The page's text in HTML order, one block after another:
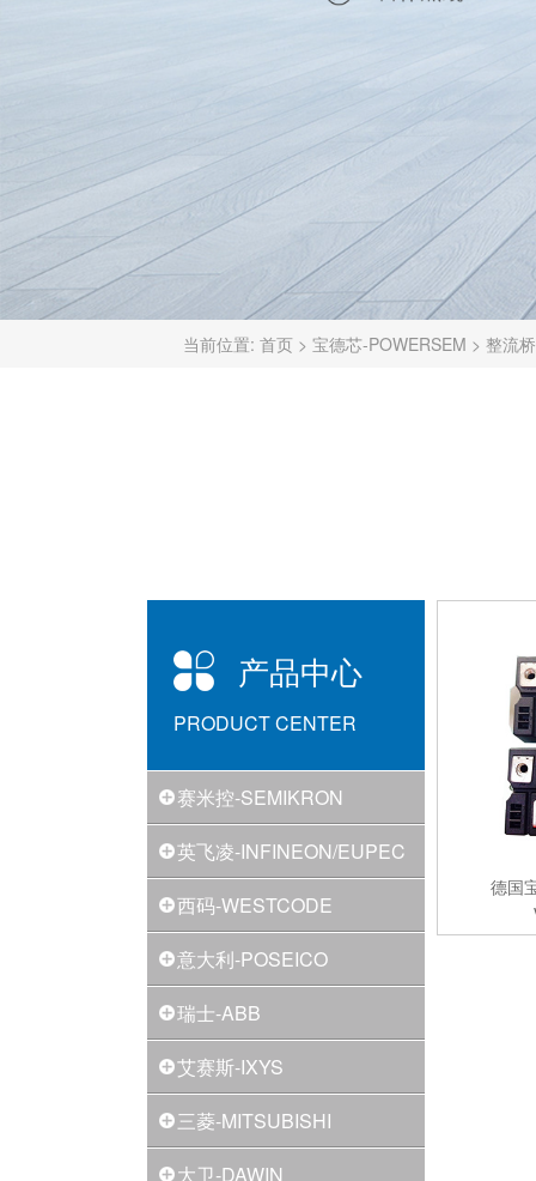
当前位置: 首页 > 宝德芯-POWERSEM > 整流
产品中心
PRODUCT CENTER
赛米控-SEMIKRON
英飞凌-INFINEON/EUPEC
西码-WESTCODE
意大利-POSEICO
瑞士-ABB
艾赛斯-IXYS
三菱-MITSUBISHI
大卫-DAWIN
德国